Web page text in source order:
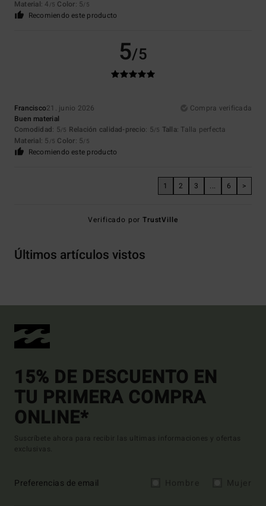
Material: 4 /5 Color: 5/5
Recomiendo este producto
5/5
Francisco21. junio 2026
Compra verificada
Buen material
Comodidad: 5/5 Relación calidad-precio: 5/5 Talla: Talla perfecta
Material: 5 /5 Color: 5/5
Recomiendo este producto
1 2 3 ... 6 >
Verificado porTrustVille
Últimos artículos vistos
15% DE DESCUENTO EN
TU PRIMERA COMPRA
ONLINE*
Suscríbete ahora para recibir las ultimas informaciones y ofertas
exclusivas.
Preferencias de email